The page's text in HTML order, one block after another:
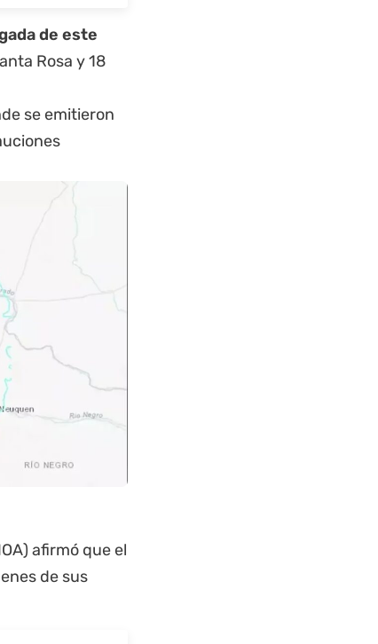
de este
Rosa y 18
se emitieron
afirmó que el
de sus